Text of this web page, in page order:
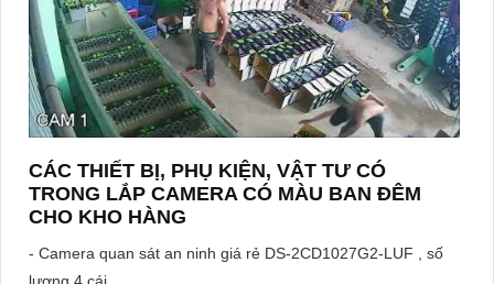
CÁC THIẾT BỊ, PHỤ KIỆN, VẬT TƯ CÓ
TRONG LẮP CAMERA CÓ MÀU BAN ĐÊM
CHO KHO HÀNG
- Camera quan sát an ninh giá rẻ DS-2CD1027G2-LUF , số